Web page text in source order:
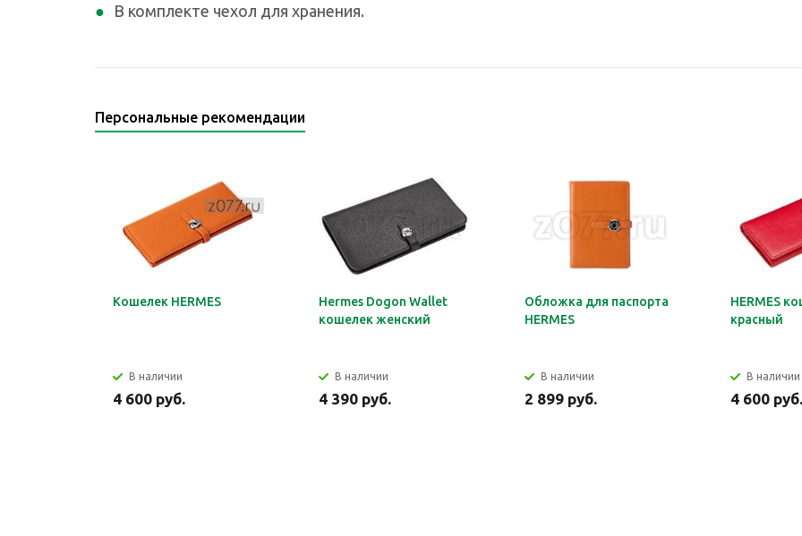
В комплекте чехол для хранения.
Персональные рекомендации
Кошелек HERMES
В наличии
4 600 руб.
Hermes Dogon Wallet
кошелек женский
В наличии
4 390 руб.
Обложка для паспорта
HERMES
В наличии
2 899 руб.
HERMES
красный
В наличии
4 600 руб.